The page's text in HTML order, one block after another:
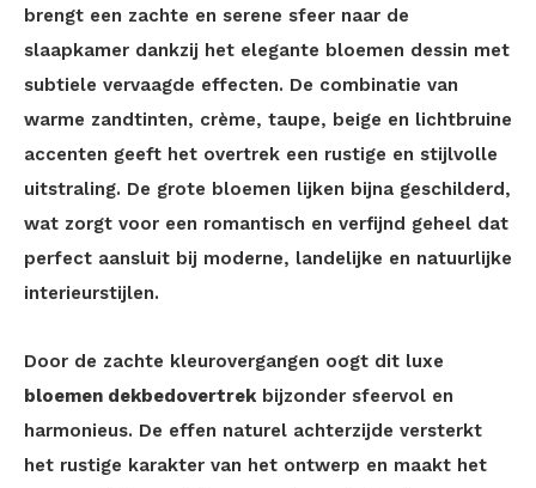
brengt een zachte en serene sfeer naar de
slaapkamer dankzij het elegante bloemen dessin met
subtiele vervaagde effecten. De combinatie van
warme zandtinten, crème, taupe, beige en lichtbruine
accenten geeft het overtrek een rustige en stijlvolle
uitstraling. De grote bloemen lijken bijna geschilderd,
wat zorgt voor een romantisch en verfijnd geheel dat
perfect aansluit bij moderne, landelijke en natuurlijke
interieurstijlen.
Door de zachte kleurovergangen oogt dit luxe
bloemen dekbedovertrekbijzonder sfeervol en
harmonieus. De effen naturel achterzijde versterkt
het rustige karakter van het ontwerp en maakt het